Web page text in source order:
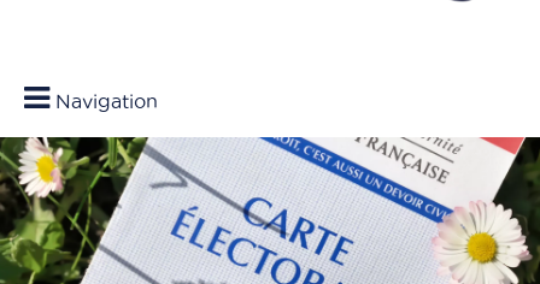
Navigation